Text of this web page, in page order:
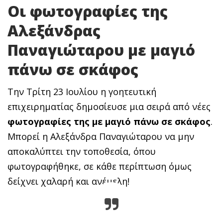
Οι φωτογραφίες της
Αλεξάνδρας
Παναγιώταρου με μαγιό
πάνω σε σκάφος
Την Τρίτη 23 Ιουλίου η γοητευτική
επιχειρηματίας δημοσίευσε μια σειρά από νέες
φωτογραφίες της με μαγιό πάνω σε σκάφος.
Μπορεί η Αλεξάνδρα Παναγιώταρου να μην
αποκαλύπτει την τοποθεσία, όπου
φωτογραφήθηκε, σε κάθε περίπτωση όμως
δείχνει χαλαρή και ανέμελη!